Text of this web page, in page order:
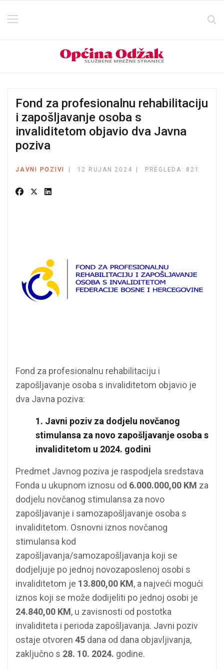
Fond za profesionalnu rehabilitaciju
i zapošljavanje osoba s
invaliditetom objavio dva Javna
poziva
JAVNI POZIVI 12 RUJAN 2024 PREGLEDA: 821
Fond za profesionalnu rehabilitaciju i
zapošljavanje osoba s invaliditetom objavio je
dva Javna poziva:
1. Javni poziv za dodjelu novčanog
stimulansa za novo zapošljavanje osoba s
invaliditetom u 2024. godini
Predmet Javnog poziva je raspodjela sredstava
Fonda u ukupnom iznosu od 6.000.000,00 KM za
dodjelu novčanog stimulansa za novo
zapošljavanje i samozapošljavanje osoba s
invaliditetom. Osnovni iznos novčanog
stimulansa kod
zapošljavanja/samozapošljavanja koji se
dodjeljuje po jednoj novozaposlenoj osobi s
invaliditetom je 13.800,00 KM, a najveći mogući
iznos koji se može dodijeliti po jednoj osobi je
24.840,00 KM, u zavisnosti od postotka
invaliditeta i perioda zapošljavanja. Javni poziv
ostaje otvoren 45 dana od dana objavljivanja,
zaključno s 28. 10. 2024. godine.